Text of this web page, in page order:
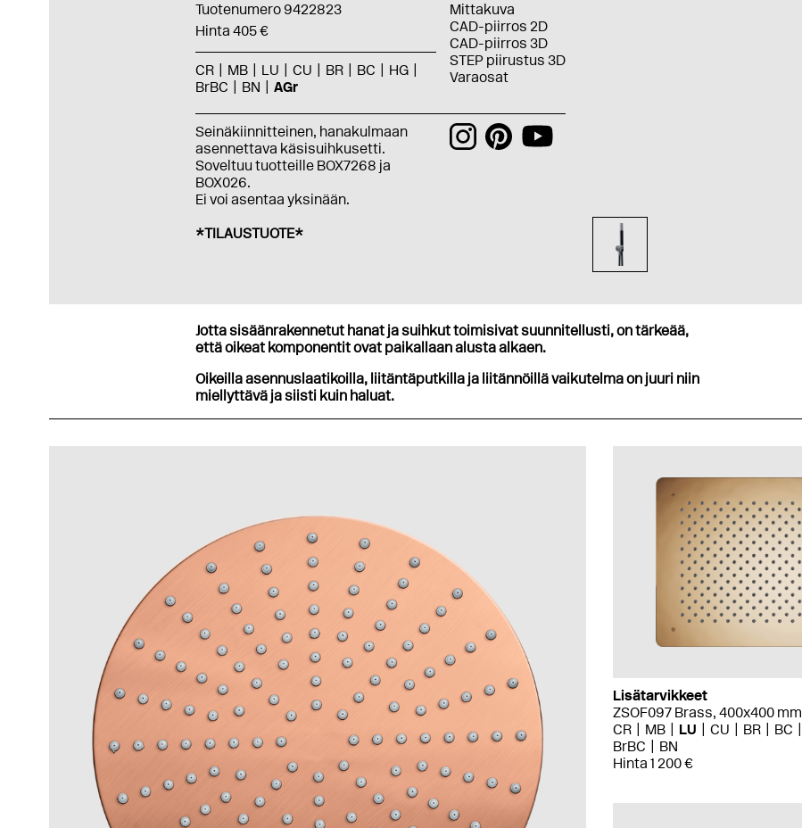
Tuotenumero 9422823
Hinta 405 €
CR MB LU CU BR BC
HG
BrBC
BN AGr
Mittakuva
CAD-piirros 2D
CAD-piirros 3D
STEP piirustus 3D
Varaosat
Seinäkiinnitteinen, hanakulmaan
asennettava käsisuihkusetti.
Soveltuu tuotteille BOX7268 ja
BOX026.
Ei voi asentaa yksinään.
*TILAUSTUOTE*
Jotta sisäänrakennetut hanat ja suihkut toimisivat suunnitellusti, on tärkeää,
että oikeat komponentit ovat paikallaan alusta alkaen.
Oikeilla asennuslaatikoilla, liitäntäputkilla ja liitännöillä vaikutelma on juuri niin
miellyttävä ja siisti kuin haluat.
Lisätarvikkeet
ZSOF097 Brass, 400x400 mm
CR
MB LU CU BR BC
BrBC
BN
Hinta 1 200 €